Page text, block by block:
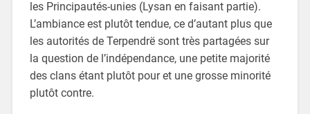
les Principautés-unies (Lysan en faisant partie).
L’ambiance est plutôt tendue, ce d’autant plus que
les autorités de Terpendrë sont très partagées sur
la question de l’indépendance, une petite majorité
des clans étant plutôt pour et une grosse minorité
plutôt contre.